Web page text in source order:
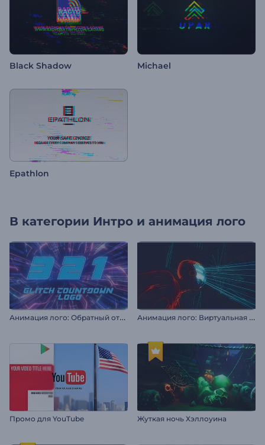
Black Shadow Michael
Epathlon
В категории Интро и анимация лого
А
нимация лого: Обратный отсчет в стиле глитч А
нимация лого: Виртуальная реальность
Промо для YouTube Жуткая ночь Хэллоуина